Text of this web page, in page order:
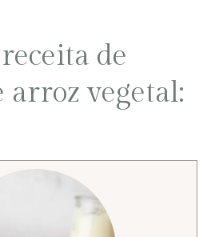
de
arroz vegetal: